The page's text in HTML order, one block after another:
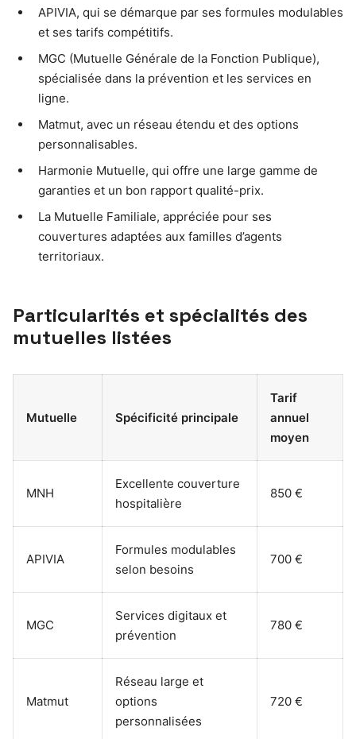
APIVIA, qui se démarque par ses formules modulables
et ses tarifs compétitifs.
MGC (Mutuelle Générale de la Fonction Publique),
spécialisée dans la prévention et les services en
ligne.
Matmut, avec un réseau étendu et des options
personnalisables.
Harmonie Mutuelle, qui offre une large gamme de
garanties et un bon rapport qualité-prix.
La Mutuelle Familiale, appréciée pour ses
couvertures adaptées aux familles d’agents
territoriaux.
Particularités et spécialités des
mutuelles listées
Mutuelle Spécificité principale
Tarif
annuel
moyen
MNH
Excellente couverture
hospitalière
850 €
APIVIA
Formules modulables
selon besoins
700 €
MGC
Services digitaux et
prévention
780 €
Matmut
Réseau large et
options
personnalisées
720 €